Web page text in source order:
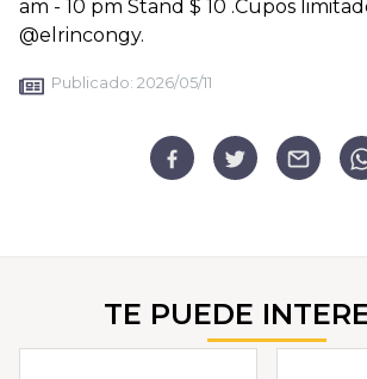
am - 10 pm Stand $ 10 .Cupos
@elrincongy.
Publicado: 2026/05/11
TE PUEDE